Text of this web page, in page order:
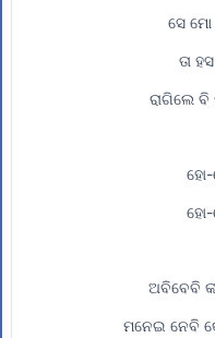
ସେ
ତା
ରାଗିଲେ
ଅବିବେବି
ମନେଇ ନେବି